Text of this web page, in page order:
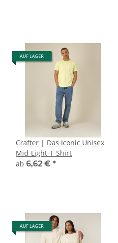
AUF LAGER
Crafter | Das Iconic Unisex
Mid-Light-T-Shirt
ab 6,62 € *
AUF LAGER